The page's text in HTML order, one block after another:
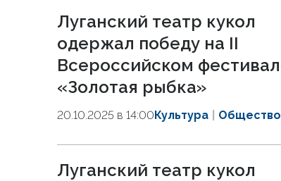
Луганский театр кукол
одержал победу на II
Всероссийском
«Золотая рыбка»
20.10.2025 в 14:00Культура Общество
Луганский театр кукол